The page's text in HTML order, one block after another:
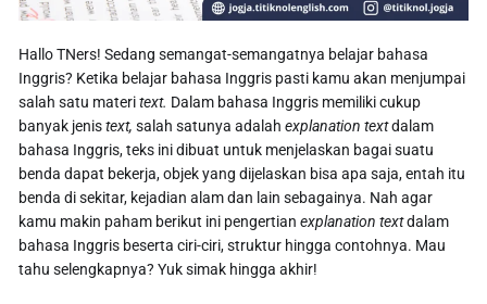
Hallo TNers! Sedang semangat-semangatnya belajar bahasa
Inggris? Ketika belajar bahasa Inggris pasti kamu akan menjumpai
salah satu materitext. Dalam bahasa Inggris memiliki cukup
banyak jenistext,salah satunya adalahexplanation textdalam
bahasa Inggris, teks ini dibuat untuk menjelaskan bagai suatu
benda dapat bekerja, objek yang dijelaskan bisa apa saja, entah itu
benda di sekitar, kejadian alam dan lain sebagainya. Nah agar
kamu makin paham berikut ini pengertianexplanation textdalam
bahasa Inggris beserta ciri-ciri, struktur hingga contohnya. Mau
tahu selengkapnya? Yuk simak hingga akhir!